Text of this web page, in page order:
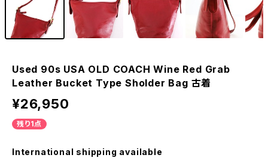
Used 90s USA OLD COACH Wine Red Grab
Leather Bucket Type Sholder Bag 古着
¥26,950
残り1点
International shipping available